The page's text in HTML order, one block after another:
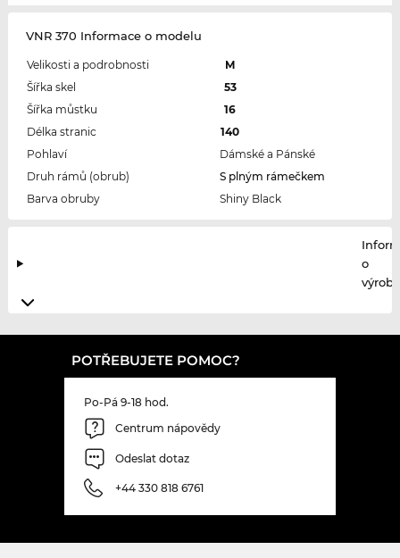
VNR 370 Informace o modelu
Velikosti a podrobnosti
M
Šířka skel
53
Šířka můstku
16
Délka stranic
140
Pohlaví
Dámské a Pánské
Druh rámů (obrub)
S plným rámečkem
Barva obruby
Shiny Black
o
POTŘEBUJETE POMOC?
Po-Pá 9-18 hod.
Centrum nápovědy
Odeslat dotaz
+44 330 818 6761